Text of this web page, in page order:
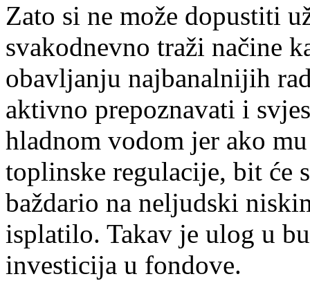
Zato si ne može dopustiti
svakodnevno traži načine
obavljanju najbanalnijih
aktivno prepoznavati i
hladnom vodom jer ako
toplinske regulacije, bit će
baždario na neljudski
isplatilo. Takav je ulog u
investicija u fondove.